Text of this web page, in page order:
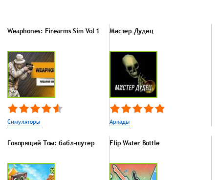
Weaphones: Firearms Sim Vol 1
Симуляторы
Мистер Дудец
Аркады
Говорящий Том: бабл-шутер Flip Water Bottle